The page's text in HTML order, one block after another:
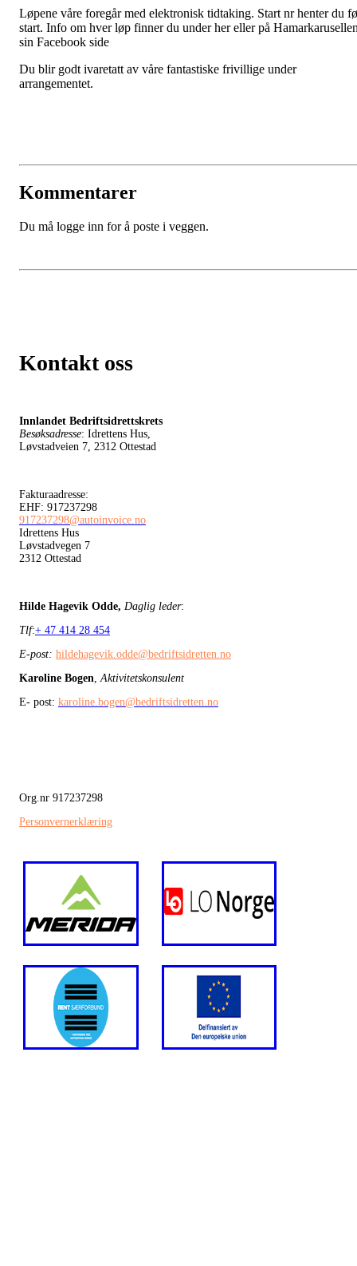
Løpene våre foregår med elektronisk tidtaking. Start nr henter du
start. Info om hver løp finner du under her eller på
sin Facebook side
Du blir godt ivaretatt av våre fantastiske frivillige under
arrangementet.
Kommentarer
Du må logge inn for å poste i veggen.
Kontakt oss
Innlandet Bedriftsidrettskrets
Besøksadresse: Idrettens Hus,
Løvstadveien 7, 2312 Ottestad
Fakturaadresse:
EHF: 917237298
917237298@autoinvoice.no
Idrettens Hus
Løvstadvegen 7
2312 Ottestad
Hilde Hagevik Odde, Daglig leder:
Tlf:+ 47 414 28 454
E-post: hildehagevik.odde@bedriftsidretten.no
Karoline Bogen,Aktivitetskonsulent
E- post: karoline.bogen@bedriftsidretten.no
Org.nr 917237298
Personvernerklæring